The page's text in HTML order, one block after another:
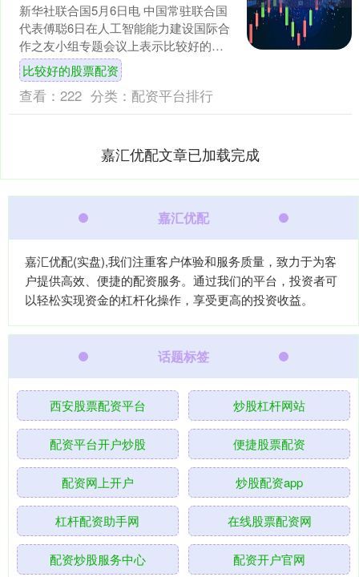
新华社联合国5月6日电 中国常驻联合国
代表傅聪6日在人工智能能力建设国际合
作之友小组专题会议上表示比较好的股
票配资，中国将继续坚持智能向善，推
动人工智能发展和应....
比较好的股票配资
查看： 222 分类： 配资平台排行
嘉汇优配文章已加载完成
嘉汇优配
嘉汇优配(实盘),我们注重客户体验和服务质量，致力于为客
户提供高效、便捷的配资服务。通过我们的平台，投资者可
以轻松实现资金的杠杆化操作，享受更高的投资收益。
话题标签
西安股票配资平台 炒股杠杆网站
配资平台开户炒股 便捷股票配资
配资网上开户 炒股配资app
杠杆配资助手网 在线股票配资网
配资炒股服务中心 配资开户官网